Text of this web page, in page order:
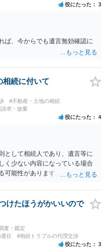
役にたった 3
ば、今からでも遺言無効確認に
相続に付いて
#不動産・土地の相続
求・放棄
役にたった 4
として相続人であり、遺言等に
く少ない内容になっている場合
可能性があります。ただし、
いる可能性があります。相続登
たことを知った日から３年以内
留分侵害額請求は、相続開始お
ったことを知った時から１年で
１０年が経過すると、認識の
。 奥様がご両親の死亡を最近
けたほうがかいいので
査・鑑定
選任 #相続トラブルの代理交渉
役にたった 3